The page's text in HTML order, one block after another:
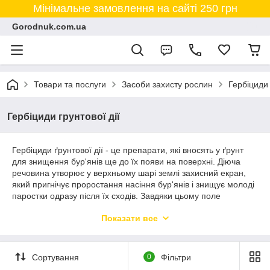
Мінімальне замовлення на сайті 250 грн
Gorodnuk.com.ua
Товари та послуги Засоби захисту рослин Гербіциди
Гербіциди грунтової дії
Гербіциди ґрунтової дії - це препарати, які вносять у ґрунт
для знищення бур'янів ще до їх появи на поверхні. Діюча
речовина утворює у верхньому шарі землі захисний екран,
який пригнічує проростання насіння бур'янів і знищує молоді
паростки одразу після їх сходів. Завдяки цьому поле
Застосовують гербіциди ґрунтової дії на посівах овочевих,
технічних і зернових культур, а також на присадибних
Показати все
Сортування 0 Фільтри